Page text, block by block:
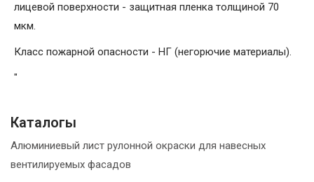
лицевой поверхности - защитная пленка толщиной 70
мкм.
Класс пожарной опасности - НГ (негорючие материалы).
"
Каталогы
Алюминиевый лист рулонной окраски для навесных
вентилируемых фасадов